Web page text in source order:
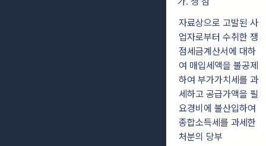
자료상으로 고발된 사
업자로부터 수취한 쟁
점세금계산서에 대하
여 매입세액을 불공제
하여 부가가치세를 과
세하고 공급가액을 필
요경비에 불산입하여
종합소득세를 과세한
처분의 당부